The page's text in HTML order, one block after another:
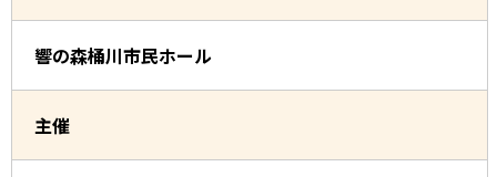
響の森桶川市民ホール
主催